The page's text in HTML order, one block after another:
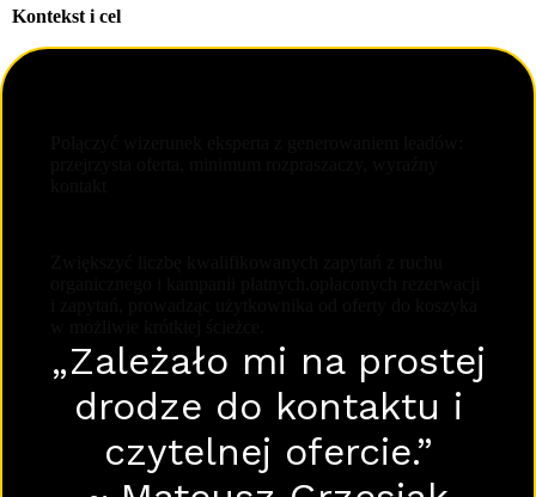
Kontekst i cel
„Zależało mi na prostej
drodze do kontaktu i
czytelnej ofercie.”